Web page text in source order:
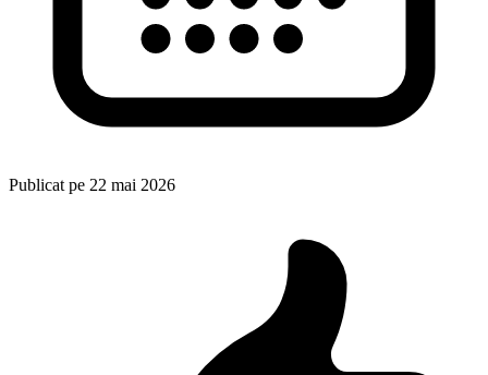
Publicat pe 22 mai 2026